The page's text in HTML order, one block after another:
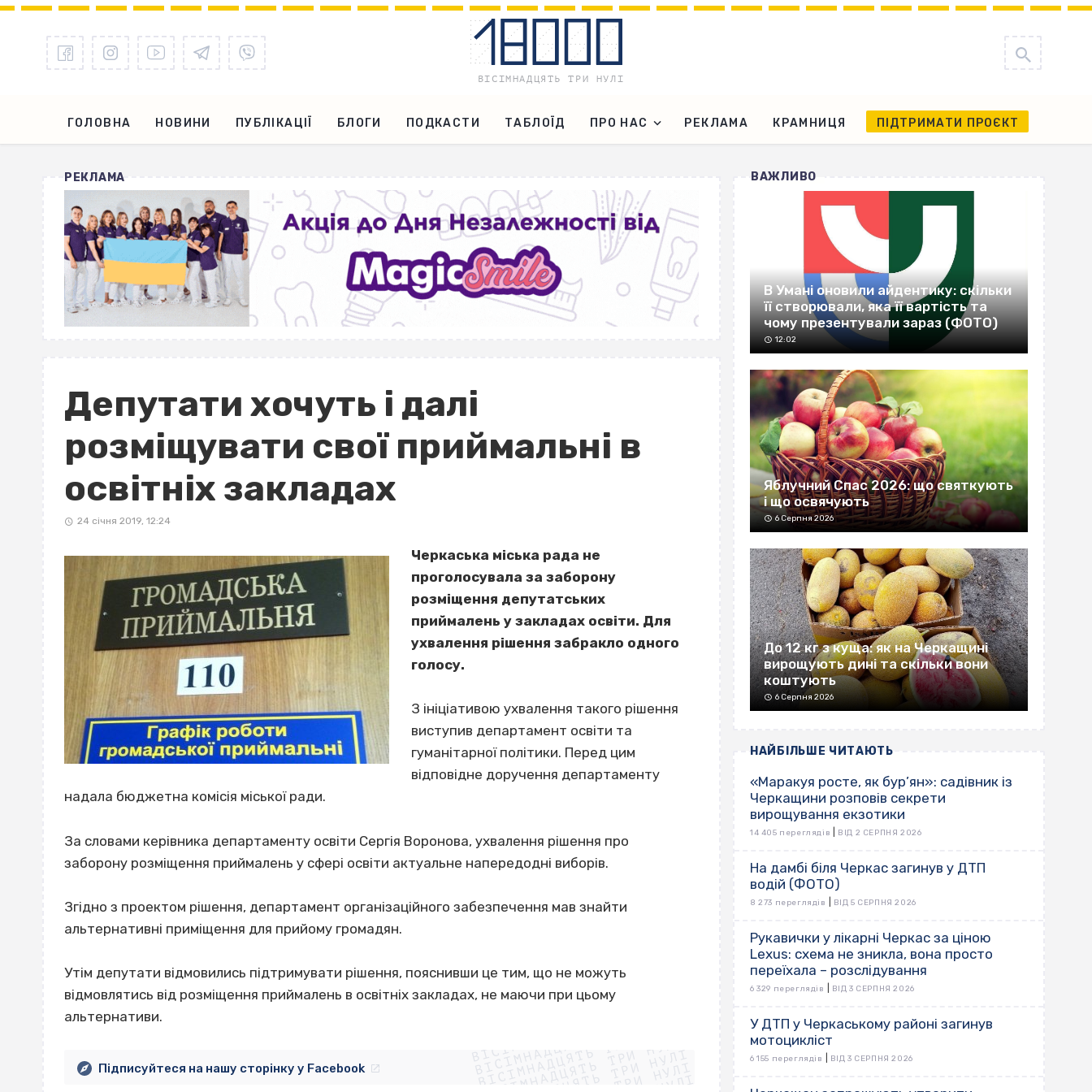
ГОЛОВНА НОВИНИ ПУБЛІКАЦІЇ БЛОГИ ПОДКАСТИ ТАБЛОЇД ПРО НАС РЕКЛАМА КРАМНИЦЯ ПІДТРИМАТИ ПРОЄКТ
РЕКЛАМА
Депутати хочуть і далі
розміщувати свої приймальні в
освітніх закладах
24 січня 2019, 12:24
Черкаська міська рада не
проголосувала за заборону
розміщення депутатських
приймалень у закладах освіти. Для
ухвалення рішення забракло одного
голосу.
З ініціативою ухвалення такого рішення
виступив департамент освіти та
гуманітарної політики. Перед цим
відповідне доручення департаменту
надала бюджетна комісія міської ради.
За словами керівника департаменту освіти Сергія Воронова, ухвалення рішення про
заборону розміщення приймалень у сфері освіти актуальне напередодні виборів.
Згідно з проектом рішення, департамент організаційного забезпечення мав знайти
альтернативні приміщення для прийому громадян.
Утім депутати відмовились підтримувати рішення, пояснивши це тим, що не можуть
відмовлятись від розміщення приймалень в освітніх закладах, не маючи при цьому
альтернативи.
ВІСІМНАДЦЯТЬ ТРИ НУЛІ
ВІСІМНАДЦЯТЬ ТРИ НУЛІ
ВІСІМНАДЦЯТЬ ТРИ НУЛІ
ВІСІМНАДЦЯТЬ ТРИ НУЛІ
Підписуйтеся на нашу сторінку у Facebook
ВАЖЛИВО
В Умані оновили айдентику: скільки
її створювали, яка її вартість та
чому презентували зараз (ФОТО)
12:02
Яблучний Спас 2026: що святкують
і що освячують
6 Серпня 2026
До 12 кг з куща: як на Черкащині
вирощують дині та скільки вони
коштують
6 Серпня 2026
НАЙБІЛЬШЕ ЧИТАЮТЬ
«Маракуя росте, як бур’ян»: садівник із
Черкащини розповів секрети
вирощування екзотики
14 405 переглядів ВІД 2 СЕРПНЯ 2026
На дамбі біля Черкас загинув у ДТП
водій (ФОТО)
8 273 переглядів ВІД 5 СЕРПНЯ 2026
Рукавички у лікарні Черкас за ціною
Lexus: схема не зникла, вона просто
переїхала – розслідування
6 329 переглядів ВІД 3 СЕРПНЯ 2026
У ДТП у Черкаському районі загинув
мотоцикліст
6 155 переглядів ВІД 3 СЕРПНЯ 2026